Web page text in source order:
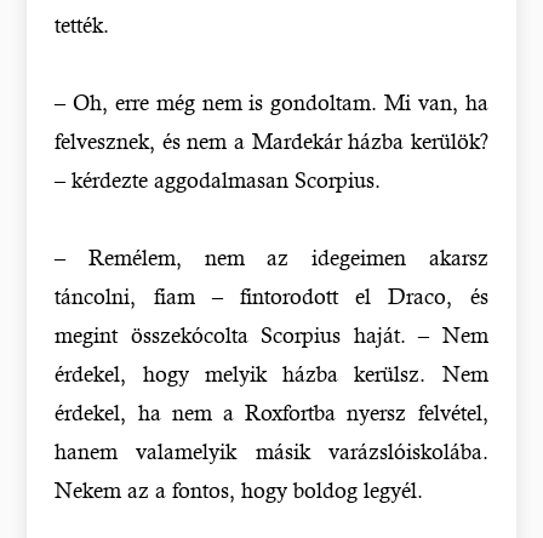
tették.
– Oh, erre még nem is gondoltam. Mi van, ha
felvesznek, és nem a Mardekár házba kerülök?
– kérdezte aggodalmasan Scorpius.
– Remélem, nem az idegeimen akarsz
táncolni, fiam – fintorodott el Draco, és
megint összekócolta Scorpius haját. – Nem
érdekel, hogy melyik házba kerülsz. Nem
érdekel, ha nem a Roxfortba nyersz felvétel,
hanem valamelyik másik varázslóiskolába.
Nekem az a fontos, hogy boldog legyél.